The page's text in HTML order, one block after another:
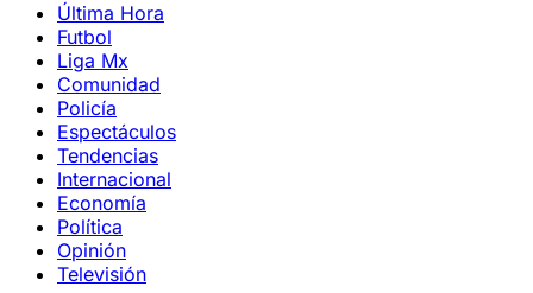
Última Hora
Futbol
Liga Mx
Comunidad
Policía
Espectáculos
Tendencias
Internacional
Economía
Política
Opinión
Televisión